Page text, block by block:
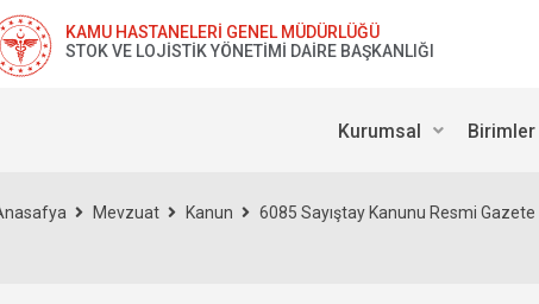
KAMU HASTANELERİ GENEL MÜDÜRLÜĞÜ
STOK VE LOJİSTİK YÖNETİMİ DAİRE BAŞKANLIĞI
Kurumsal Birimler
Mevzuat Kanun 6085 Sayıştay Kanunu Resmi Gazete ...